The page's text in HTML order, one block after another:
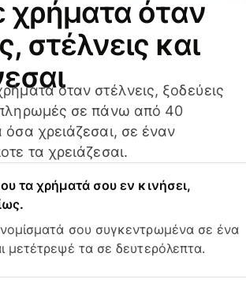
χρήματα όταν
στέλνεις και
όταν στέλνεις, ξοδεύεις
σε πάνω από 40
χρειάζεσαι, σε έναν
τα χρειάζεσαι.
τα χρήματά σου εν κινήσει,
σου συγκεντρωμένα σε ένα
μετέτρεψέ τα σε δευτερόλεπτα.